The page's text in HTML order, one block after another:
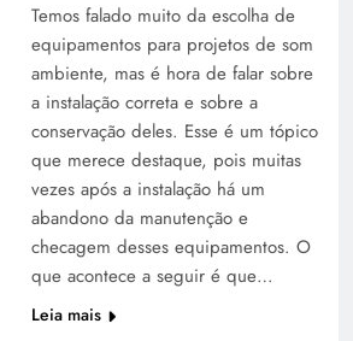
Temos falado muito da escolha de
equipamentos para projetos de som
ambiente, mas é hora de falar sobre
a instalação correta e sobre a
conservação deles. Esse é um tópico
que merece destaque, pois muitas
vezes após a instalação há um
abandono da manutenção e
checagem desses equipamentos. O
que acontece a seguir é que…
Leia mais